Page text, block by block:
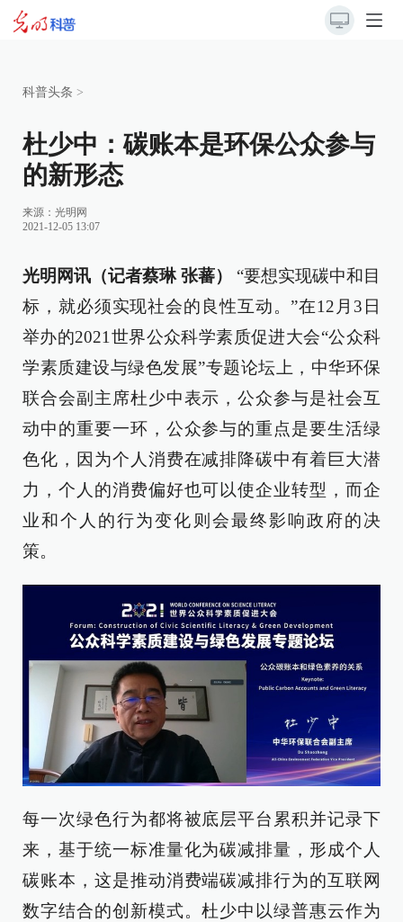
科普头条 >
杜少中：碳账本是环保公众参与
的新形态
来源： 光明网
2021-12-05 13:07
光明网讯（记者蔡琳 张蕃） “要想实现碳中和目
标，就必须实现社会的良性互动。”在12月3日
举办的2021世界公众科学素质促进大会“公众科
学素质建设与绿色发展”专题论坛上，中华环保
联合会副主席杜少中表示，公众参与是社会互
动中的重要一环，公众参与的重点是要生活绿
色化，因为个人消费在减排降碳中有着巨大潜
力，个人的消费偏好也可以使企业转型，而企
业和个人的行为变化则会最终影响政府的决
策。
每一次绿色行为都将被底层平台累积并记录下
来，基于统一标准量化为碳减排量，形成个人
碳账本，这是推动消费端碳减排行为的互联网
数字结合的创新模式。杜少中以绿普惠云作为